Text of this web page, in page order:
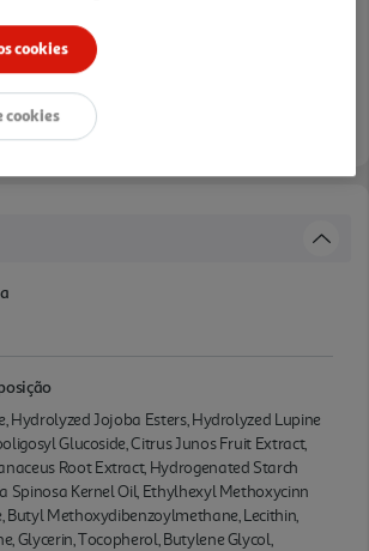
Hydrolyzed Jojoba Esters, Hydrolyzed Lupine
Glucoside, Citrus Junos Fruit Extract,
Root Extract, Hydrogenated Starch
Spinosa Kernel Oil, Ethylhexyl Methoxycinn
Butyl Methoxydibenzoylmethane, Lecithin,
Glycerin, Tocopherol, Butylene Glycol,
cookies
cookies